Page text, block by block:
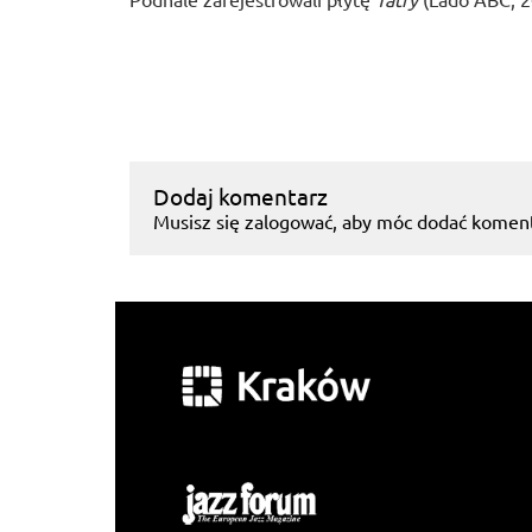
Dodaj komentarz
Musisz się zalogować , aby móc dodać